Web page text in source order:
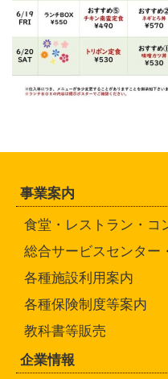
事業案内
食堂・レストラン・コ
総合サービスセンター
各種施設利用案内
各種保険制度等案内
教科書等販売
企業情報